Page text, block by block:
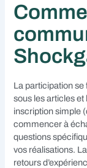
La participation
sous les articles
inscription simple
commencer à
questions
vos réalisations.
retours